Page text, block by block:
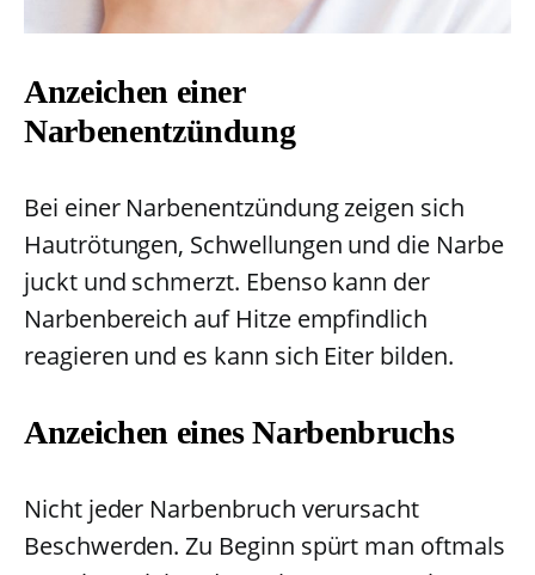
Anzeichen einer
Narbenentzündung
Bei einer Narbenentzündung zeigen sich
Hautrötungen, Schwellungen und die Narbe
juckt und schmerzt. Ebenso kann der
Narbenbereich auf Hitze empfindlich
reagieren und es kann sich Eiter bilden.
Anzeichen eines Narbenbruchs
Nicht jeder Narbenbruch verursacht
Beschwerden. Zu Beginn spürt man oftmals